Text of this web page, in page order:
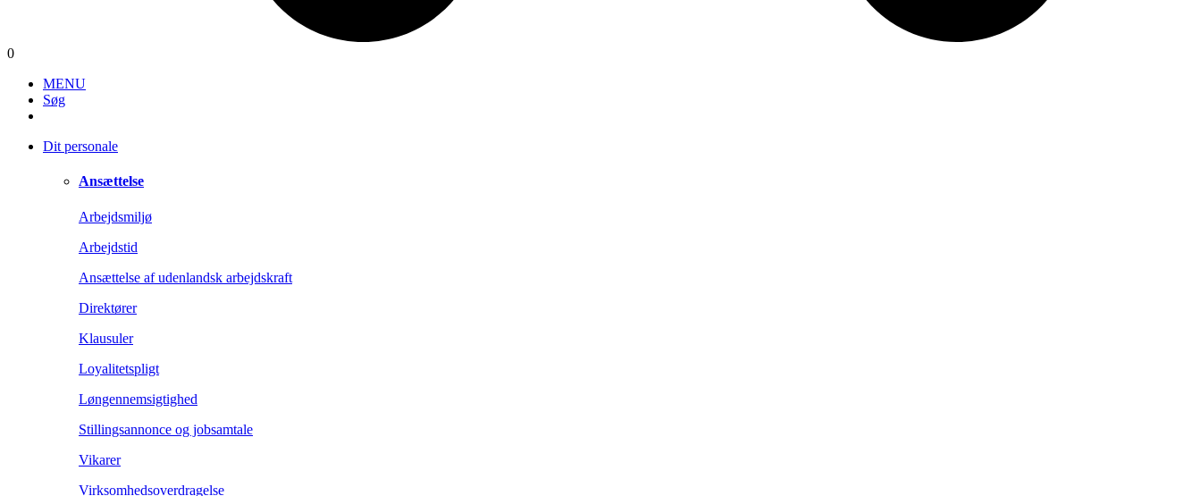
0
MENU
Søg
Dit personale
Ansættelse
Arbejdsmiljø
Arbejdstid
Ansættelse af udenlandsk arbejdskraft
Direktører
Klausuler
Loyalitetspligt
Løngennemsigtighed
Stillingsannonce og jobsamtale
Vikarer
Virksomhedsoverdragelse